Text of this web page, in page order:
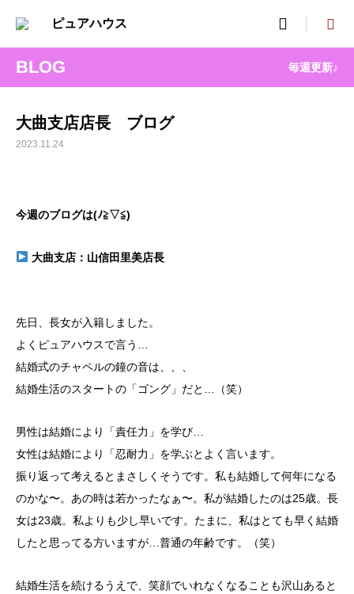

BLOG 毎週更新♪
大曲支店店長 ブログ
2023.11.24
今週のブログは(ﾉ≧▽≦)
大曲支店：山信田里美店長
先日、長女が入籍しました。
よくピュアハウスで言う…
結婚式のチャペルの鐘の音は、、、
結婚生活のスタートの「ゴング」だと…（笑）
男性は結婚により「責任力」を学び…
女性は結婚により「忍耐力」を学ぶとよく言います。
振り返って考えるとまさしくそうです。私も結婚して何年になる
のかな〜。あの時は若かったなぁ〜。私が結婚したのは25歳。長
女は23歳。私よりも少し早いです。たまに、私はとても早く結婚
したと思ってる方いますが…普通の年齢です。（笑）
結婚生活を続けるうえで、笑顔でいれなくなることも沢山あると